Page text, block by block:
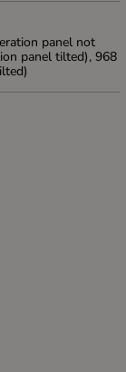
panel not
panel tilted), 968